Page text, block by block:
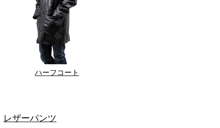
ハーフコート
レザーパンツ